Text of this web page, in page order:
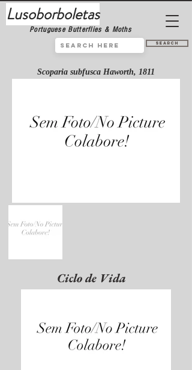
Lusoborboletas
Portuguese Butterflies & Moths
Search
Scoparia subfusca Haworth, 1811
Ciclo de Vida